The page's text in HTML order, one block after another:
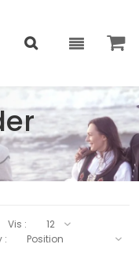
Vis :
: